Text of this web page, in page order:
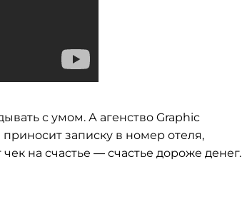
с умом. А агенство Graphic
записку в номер отеля,
на счастье — счастье дороже денег.